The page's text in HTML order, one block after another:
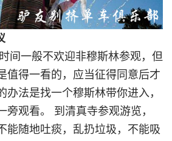
一般不欢迎非穆斯林参观，但
值得一看的，应当征得同意后才
办法是找一个穆斯林带你进入，
旁观看。 到清真寺参观游览，
能随地吐痰，乱扔垃圾，不能吸